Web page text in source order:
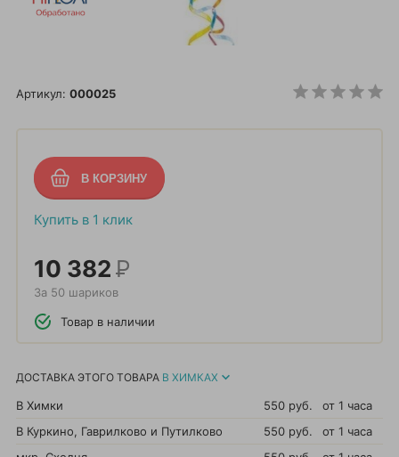
Артикул: 000025
Купить в 1 клик
10 382Р
За 50 шариков
Товар в наличии
ДОСТАВКА ЭТОГО ТОВАРА В ХИМКАХ
В Химки 550 руб.
от 1 часа
В Куркино, Гаврилково и Путилково
550 руб.
от 1 часа